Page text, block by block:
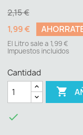
2,15 €
1,99 €
El Litro sale a 1,99 €
Impuestos incluidos
Cantidad

